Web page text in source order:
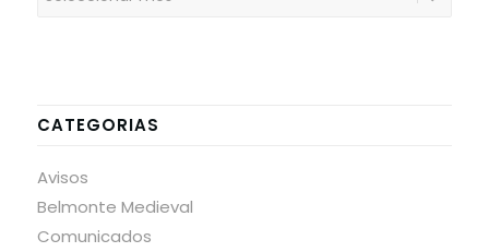
CATEGORIAS
Avisos
Belmonte Medieval
Comunicados